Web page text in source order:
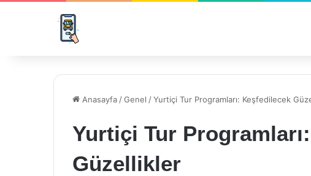
Anasayfa /Genel /Yurtiçi Tur Programları: Keşfedilecek
Yurtiçi Tur
Güzellikler